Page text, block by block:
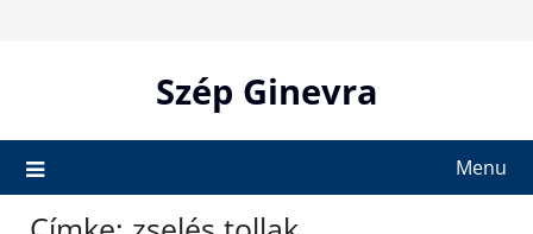
Szép Ginevra
Menu